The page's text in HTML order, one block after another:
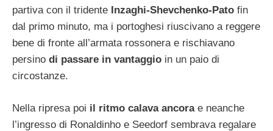
partiva con il tridente Inzaghi-Shevchenko-Pato fin
dal primo minuto, ma i portoghesi riuscivano a reggere
bene di fronte all’armata rossonera e rischiavano
persino di passare in vantaggio in un paio di
circostanze.
Nella ripresa poi il ritmo calava ancorae neanche
l’ingresso di Ronaldinho e Seedorf sembrava regalare